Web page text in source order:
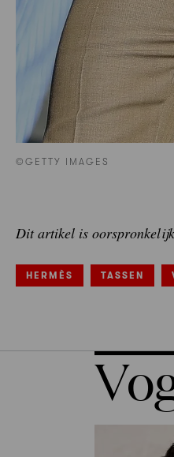
©GETTY IMAGES
Dit artikel is
HERMÈS TASSEN